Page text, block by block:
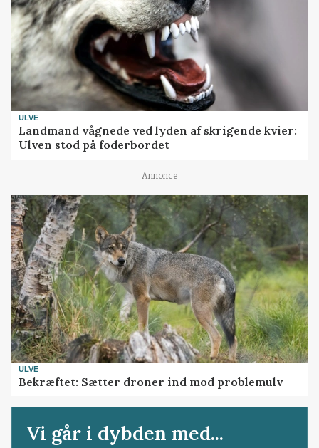
ULVE
Landmand vågnede ved lyden af skrigende kvier:
Ulven stod på foderbordet
Annonce
ULVE
Bekræftet: Sætter droner ind mod problemulv
Vi går i dybden med...